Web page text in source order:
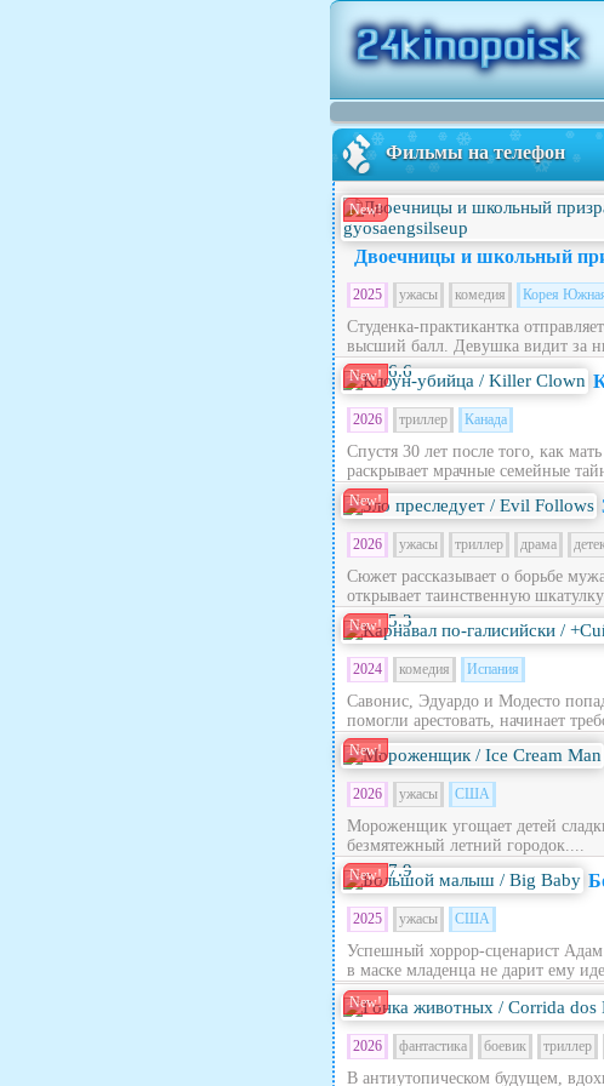
Фильмы на телефон
New!
Двоечницы и школьный
2025 ужасы комедия Корея
Студенка-практикантка
высший балл. Девушка видит за
New! 6.6
2026 триллер Канада
Спустя 30 лет после того, как
раскрывает мрачные семейные
New!
2026 ужасы триллер драма
Сюжет рассказывает о борьбе
открывает таинственную
New! 5.3
2024 комедия Испания
Савонис, Эдуардо и Модесто
помогли арестовать, начинает
New!
2026 ужасы США
Мороженщик угощает детей
безмятежный летний городок....
New! 7.9
2025 ужасы США
Успешный хоррор-сценарист
в маске младенца не дарит ему
New!
2026 фантастика боевик триллер
В антиутопическом будущем,